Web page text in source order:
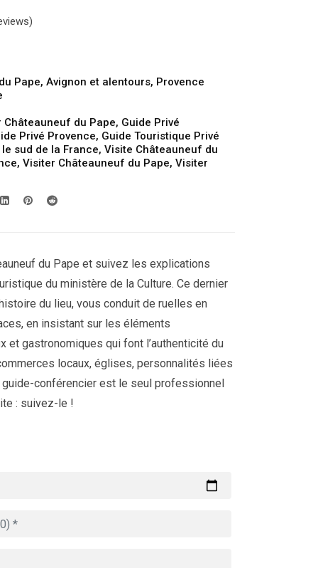
Pape, Avignon et alentours, Provence
du Pape, Guide Privé
Privé Provence, Guide Touristique Privé
sud de la France, Visite Châteauneuf du
, Visiter Châteauneuf du Pape, Visiter
du Pape et suivez les explications
du ministère de la Culture. Ce dernier
du lieu, vous conduit de ruelles en
en insistant sur les éléments
et gastronomiques qui font l’authenticité du
locaux, églises, personnalités liées
guide-conférencier est le seul professionnel
: suivez-le !